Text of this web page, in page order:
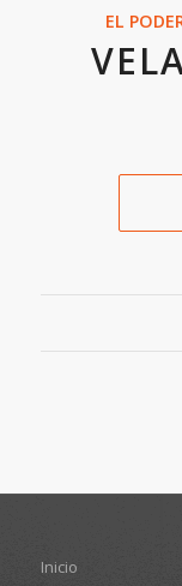
EL
Inicio